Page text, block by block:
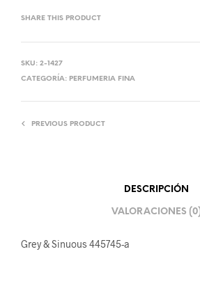
SHARE THIS PRODUCT
SKU: 2-1427
CATEGORÍA: PERFUMERIA FINA
PREVIOUS PRODUCT
DESCRIPCIÓN
VALORACIONES
Grey & Sinuous 445745-a